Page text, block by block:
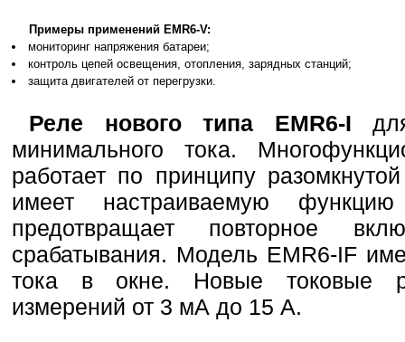
Примеры применений EMR6-V:
мониторинг напряжения батареи;
контроль цепей освещения, отопления, зарядных станций;
защита двигателей от перегрузки.
Реле нового типа EMR6-I
минимального тока.
работает по принципу
имеет настраиваемую функцию
предотвращает повторное
срабатывания. Модель EMR6-IF
тока в окне. Новые токовые
измерений от 3 мА до 15 А.